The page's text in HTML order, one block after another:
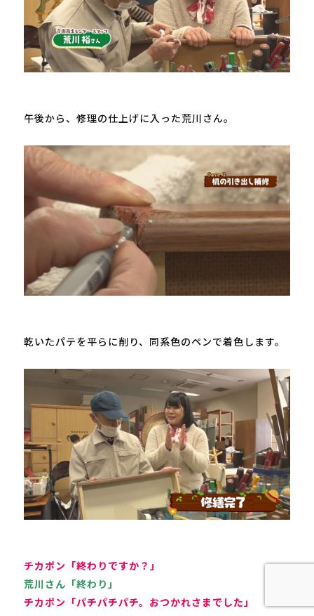
午後から、修理の仕上げに入った荒川さん。
乾いたパテを平らに削り、同系色のペンで着色します。
チカポン「終わりですか？」
荒川さん「終わり」
チカポン「パチパチパチ。おつかれさまでした」